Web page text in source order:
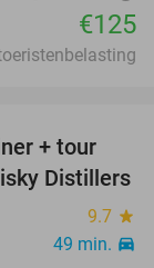
€125
17%
+ tour
Distillers
9.7 star
49 min. directions_car